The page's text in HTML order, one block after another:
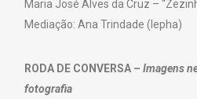
Maria José Alves da Cruz –
Mediação: Ana Trindade (Iepha)
RODA DE CONVERSA – Imagens
fotografia